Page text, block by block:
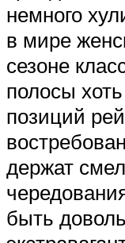
немного
в мире
сезоне
полосы
позиций
держат
быть